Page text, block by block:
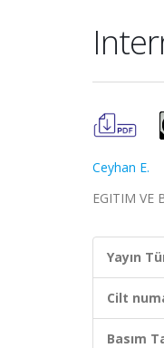
Ceyhan E.
EGITIM VE
Yayın
Cilt
Basım